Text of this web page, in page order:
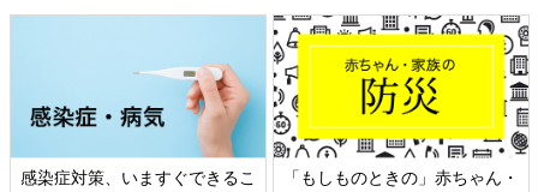
感染症対策、いますぐできるこ
「もしものときの」赤ちゃん・